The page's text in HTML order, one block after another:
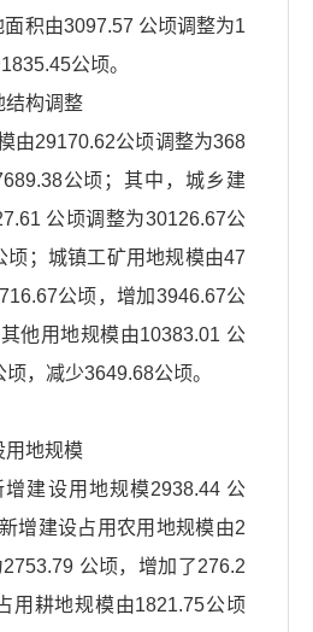
积由3097.57 公顷调整为1
公顷。
结构调整
由29170.62公顷调整为368
公顷；其中，城乡建
公顷调整为30126.67公
顷；城镇工矿用地规模由47
公顷，增加3946.67公
他用地规模由10383.01 公
，减少3649.68公顷。
用地规模
增建设用地规模2938.44 公
增建设占用农用地规模由2
公顷，增加了276.2
用耕地规模由1821.75公顷